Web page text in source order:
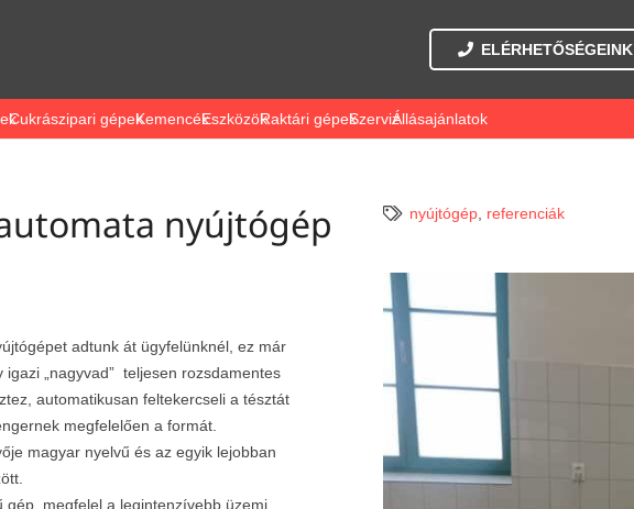
ELÉRHETŐSÉGEINK
Cukrászipari gépekKemencékEszközökRaktári gépekSzervizÁllásajánlatok
nyújtógép
adtunk át ügyfelünknél, ez már
„nagyvad” teljesen rozsdamentes
automatikusan feltekercseli a tésztát
megfelelően a formát.
magyar nyelvű és az egyik lejobban
gép, megfelel a legintenzívebb üzemi
nyújtógép, referenciák